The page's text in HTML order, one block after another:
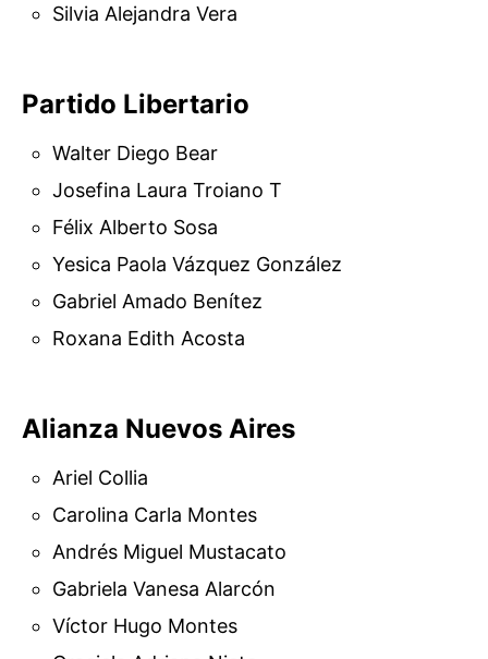
Silvia Alejandra Vera
Partido Libertario
Walter Diego Bear
Josefina Laura Troiano T
Félix Alberto Sosa
Yesica Paola Vázquez González
Gabriel Amado Benítez
Roxana Edith Acosta
Alianza Nuevos Aires
Ariel Collia
Carolina Carla Montes
Andrés Miguel Mustacato
Gabriela Vanesa Alarcón
Víctor Hugo Montes